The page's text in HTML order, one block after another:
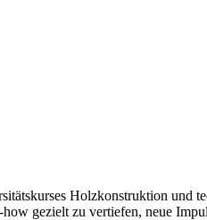
Holzkonstruktion und
gezielt zu vertiefen, neue